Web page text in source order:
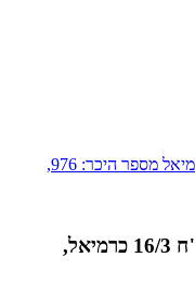
דואר ישראל שעות פתיחה, רשות הדואר כרמיאל מספר היכר: 976,
סניף דואר ישראל ב כרמיאל, הפלמ\"ח 16/3 כרמיאל,